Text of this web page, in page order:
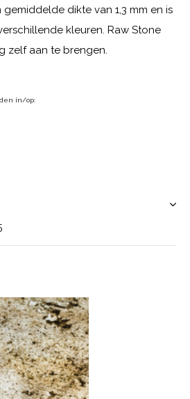
dikte van 1,3 mm en is
kleuren. Raw Stone
zelf aan te brengen.
in/op: